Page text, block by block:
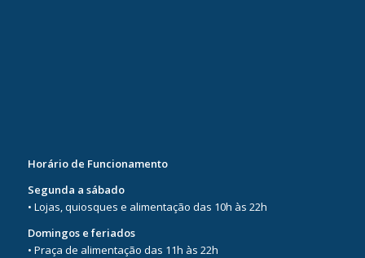
Horário de Funcionamento
Segunda a sábado
• Lojas, quiosques e alimentação das 10h às 22h
Domingos e feriados
• Praça de alimentação das 11h às 22h